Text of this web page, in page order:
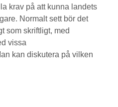
krav på att kunna landets
Normalt sett bör det
som skriftligt, med
vissa
kan diskutera på vilken